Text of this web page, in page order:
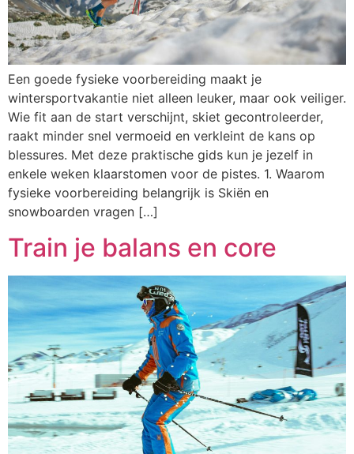
Een goede fysieke voorbereiding maakt je
wintersportvakantie niet alleen leuker, maar ook veiliger.
Wie fit aan de start verschijnt, skiet gecontroleerder,
raakt minder snel vermoeid en verkleint de kans op
blessures. Met deze praktische gids kun je jezelf in
enkele weken klaarstomen voor de pistes. 1. Waarom
fysieke voorbereiding belangrijk is Skiën en
snowboarden vragen […]
Train je balans en core